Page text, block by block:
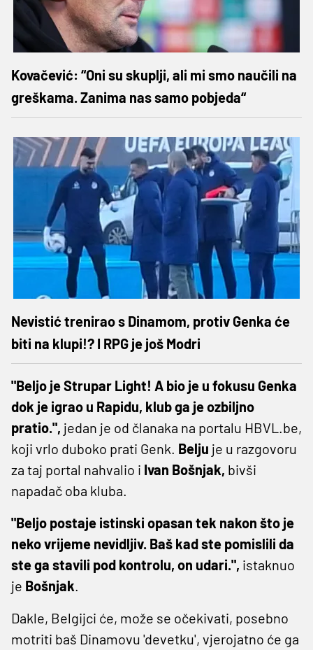
Kovačević: “Oni su skuplji, ali mi smo naučili na
greškama. Zanima nas samo pobjeda“
Nevistić trenirao s Dinamom, protiv Genka će
biti na klupi!? I RPG je još Modri
"Beljo je Strupar Light! A bio je u fokusu Genka
dok je igrao u Rapidu, klub ga je ozbiljno
pratio.", jedan je od članaka na portalu HBVL.be,
koji vrlo duboko prati Genk. Belju je u razgovoru
za taj portal nahvalio i Ivan Bošnjak, bivši
napadač oba kluba.
"Beljo postaje istinski opasan tek nakon što je
neko vrijeme nevidljiv. Baš kad ste pomislili da
ste ga stavili pod kontrolu, on udari.", istaknuo
je Bošnjak.
Dakle, Belgijci će, može se očekivati, posebno
motriti baš Dinamovu 'devetku', vjerojatno će ga